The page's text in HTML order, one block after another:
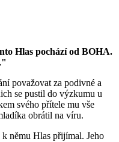
Hlas pochází od BOHA.
považovat za podivné a
se pustil do výzkumu u
svého přítele mu vše
obrátil na víru.
němu Hlas přijímal. Jeho